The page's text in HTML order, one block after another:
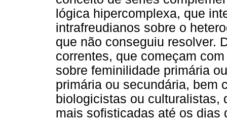
lógica hipercomplexa, que
intrafreudianos sobre o
que não conseguiu resolver.
correntes, que começam
sobre feminilidade primária
primária ou secundária, bem
biologicistas ou culturalistas,
mais sofisticadas até os dias